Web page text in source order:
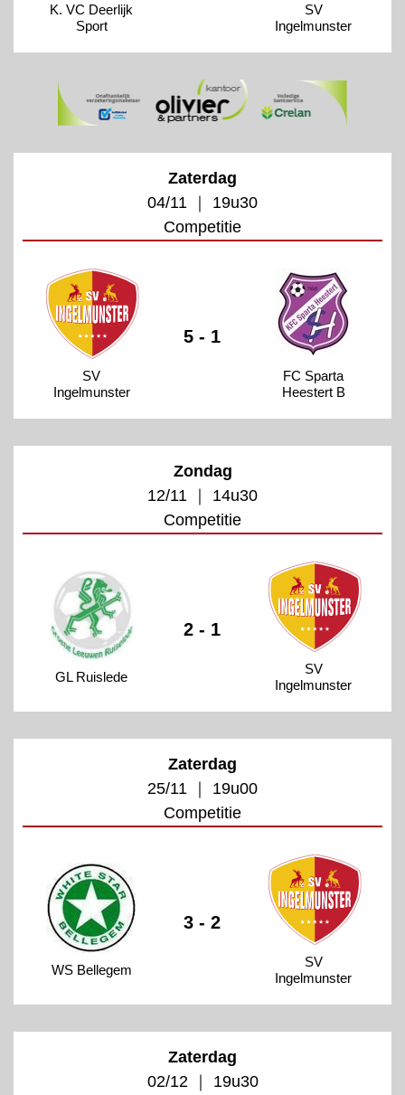
K. VC Deerlijk
Sport
SV
Ingelmunster
Zaterdag
04/11 ｜ 19u30
Competitie
SV
Ingelmunster
5 - 1
FC Sparta
Heestert B
Zondag
12/11 ｜ 14u30
Competitie
GL Ruislede
2 - 1
SV
Ingelmunster
Zaterdag
25/11 ｜ 19u00
Competitie
WS Bellegem
3 - 2
SV
Ingelmunster
Zaterdag
02/12 ｜ 19u30